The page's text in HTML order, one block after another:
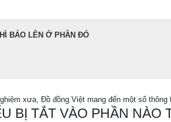
BÁO LÊN Ở PHẦN ĐÓ
xưa, Đồ đồng Việt mang đến một số
BỊ TẮT VÀO PHẦN NÀO